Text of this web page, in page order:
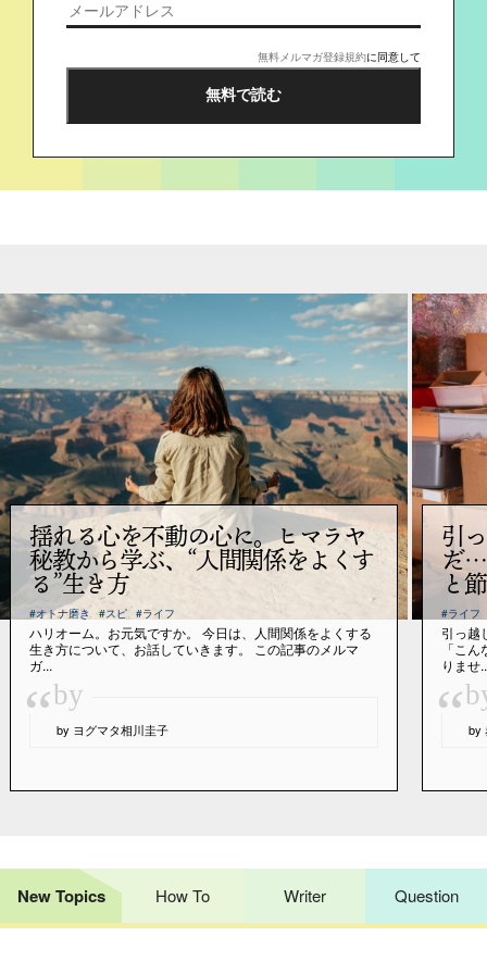
無料メルマガ登録規約に同意して
揺れる心を不動の心に。ヒマラヤ
秘教から学ぶ、“人間関係をよくす
る”生き方
#オトナ磨き #スピ #ライフ
ハリオーム。お元気ですか。 今日は、人間関係をよくする
生き方について、お話していきます。 この記事のメルマ
ガ...
“by
by ヨグマタ相川圭子
引
だ…
と
#ライフ
引っ越
「こ
りませ
“ by
New Topics How To Writer Question